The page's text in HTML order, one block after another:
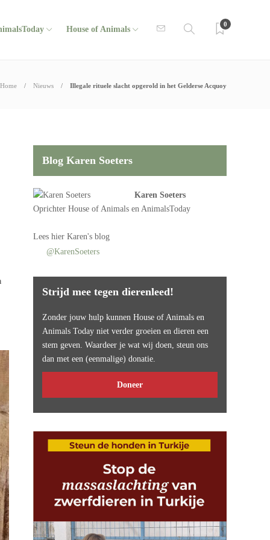
House of Animals
0
Home Nieuws Illegale rituele slacht opgerold in het Gelderse Acquoy
Blog Karen Soeters
Karen Soeters
OprichterHouse of Animals en AnimalsToday
Leeshier Karen's blog
@KarenSoeters
Strijd mee tegen dierenleed!
Zonder jouw hulp kunnen House of Animals en
Animals Today niet verder groeien en dieren een
stem geven. Waardeer je wat wij doen, steun ons
dan met een (eenmalige) donatie.
Doneer